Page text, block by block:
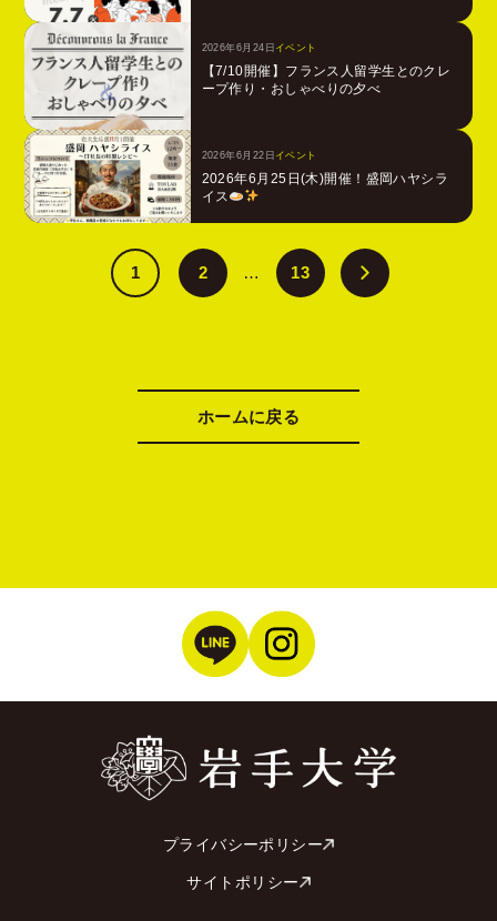
2026年6月24日 イベント
【7/10開催】フランス人留学生とのクレ
ープ作り・おしゃべりの夕べ
2026年6月22日 イベント
2026年6月25日(木)開催！盛岡ハヤシラ
イス
1 2 … 13
ホームに戻る
プライバシーポリシー
サイトポリシー